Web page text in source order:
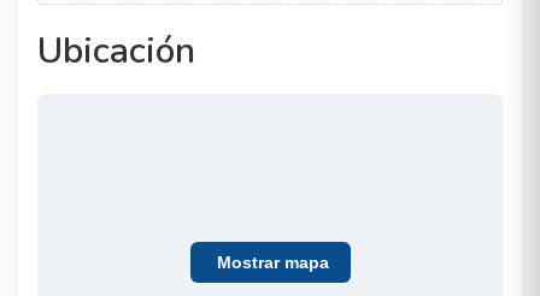
Ubicación
Mostrar mapa